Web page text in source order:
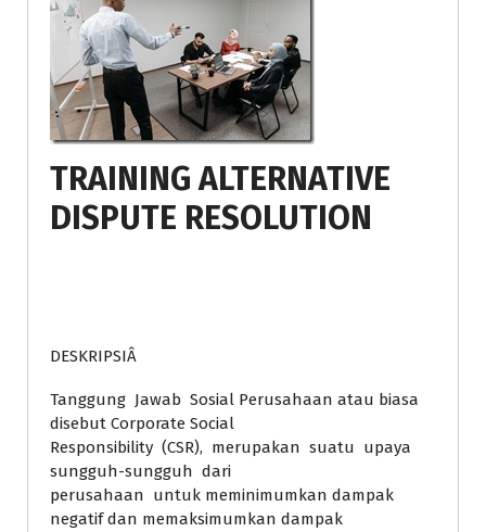
TRAINING ALTERNATIVE
DISPUTE RESOLUTION
DESKRIPSIÂ
Tanggung Jawab Sosial Perusahaan atau biasa
disebut Corporate Social
Responsibility (CSR), merupakan suatu upaya
sungguh-sungguh dari
perusahaan untuk meminimumkan dampak
negatif dan memaksimumkan dampak